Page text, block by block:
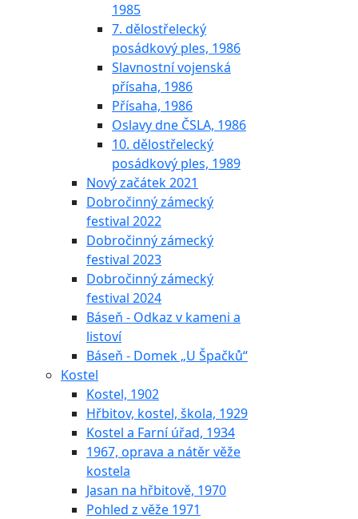
1985
7. dělostřelecký
posádkový ples, 1986
Slavnostní vojenská
přísaha, 1986
Přísaha, 1986
Oslavy dne ČSLA, 1986
10. dělostřelecký
posádkový ples, 1989
Nový začátek 2021
Dobročinný zámecký
festival 2022
Dobročinný zámecký
festival 2023
Dobročinný zámecký
festival 2024
Báseň - Odkaz v kameni a
listoví
Báseň - Domek „U Špačků“
Kostel
Kostel, 1902
Hřbitov, kostel, škola, 1929
Kostel a Farní úřad, 1934
1967, oprava a nátěr věže
kostela
Jasan na hřbitově, 1970
Pohled z věže 1971